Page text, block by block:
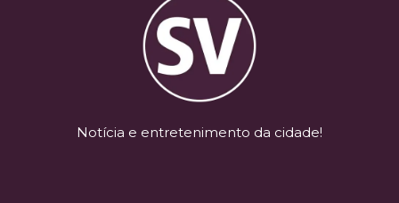
Notícia e entretenimento da cidade!